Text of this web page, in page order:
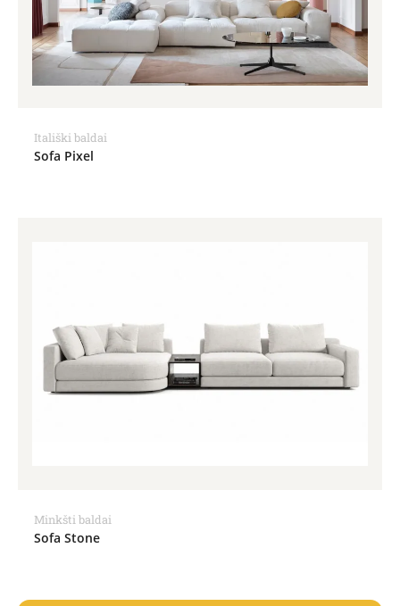
Itališki baldai
Sofa Pixel
Minkšti baldai
Sofa Stone